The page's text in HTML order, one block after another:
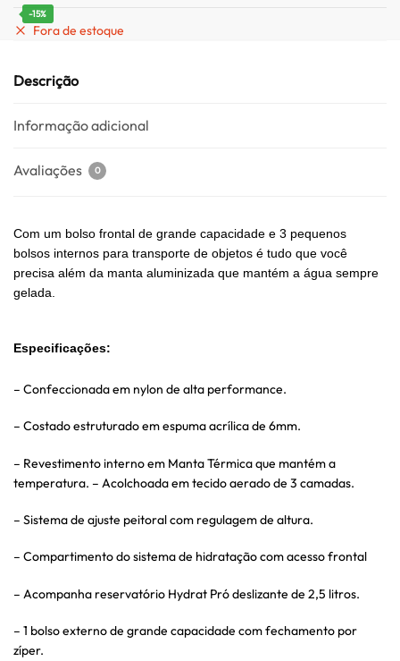
-15%
Fora de estoque
Descrição
Informação adicional
Avaliações 0
Com um bolso frontal de grande capacidade e 3 pequenos
bolsos internos para transporte de objetos é tudo que você
precisa além da manta aluminizada que mantém a água sempre
gelada.
Especificações:
– Confeccionada em nylon de alta performance.
– Costado estruturado em espuma acrílica de 6mm.
– Revestimento interno em Manta Térmica que mantém a
temperatura. – Acolchoada em tecido aerado de 3 camadas.
– Sistema de ajuste peitoral com regulagem de altura.
– Compartimento do sistema de hidratação com acesso frontal
– Acompanha reservatório Hydrat Pró deslizante de 2,5 litros.
– 1 bolso externo de grande capacidade com fechamento por
zíper.